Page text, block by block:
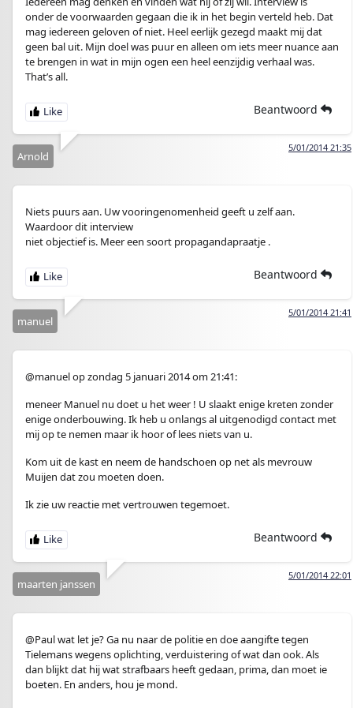
onder de voorwaarden gegaan die ik in het begin verteld heb. Dat
mag iedereen geloven of niet. Heel eerlijk gezegd maakt mij dat
geen bal uit. Mijn doel was puur en alleen om iets meer nuance aan
te brengen in wat in mijn ogen een heel eenzijdig verhaal was.
That’s all.
Beantwoord
5/01/2014 21:35
Arnold
Niets puurs aan. Uw vooringenomenheid geeft u zelf aan.
Waardoor dit interview
niet objectief is. Meer een soort propagandapraatje .
Beantwoord
5/01/2014 21:41
manuel
@manuel op zondag 5 januari 2014 om 21:41:
meneer Manuel nu doet u het weer ! U slaakt enige kreten zonder
enige onderbouwing. Ik heb u onlangs al uitgenodigd contact met
mij op te nemen maar ik hoor of lees niets van u.
Kom uit de kast en neem de handschoen op net als mevrouw
Muijen dat zou moeten doen.
Ik zie uw reactie met vertrouwen tegemoet.
Beantwoord
5/01/2014 22:01
maarten janssen
@Paul wat let je? Ga nu naar de politie en doe aangifte tegen
Tielemans wegens oplichting, verduistering of wat dan ook. Als
dan blijkt dat hij wat strafbaars heeft gedaan, prima, dan moet ie
boeten. En anders, hou je mond.